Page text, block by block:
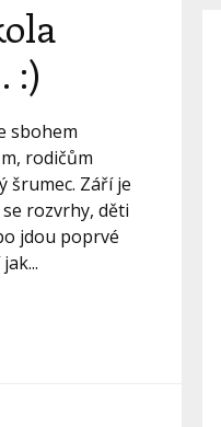
:)
sbohem
rodičům
šrumec. Září je
se rozvrhy, děti
jdou poprvé